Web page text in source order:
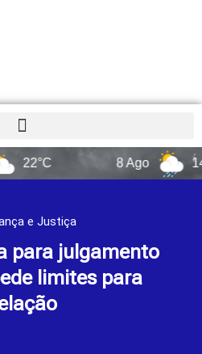
14°C
e Justiça
para julgamento
limites para